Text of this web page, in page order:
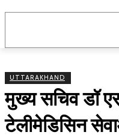
UTTARAKHAND
मुख्य सचिव डॉ
टेलीमेडिसिन